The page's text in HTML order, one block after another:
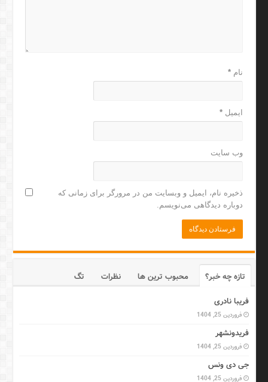
نام*
ایمیل*
وب‌ سایت
ذخیره نام، ایمیل و وبسایت من در مرورگر برای زمانی که
دوباره دیدگاهی می‌نویسم.
تازه چه خبر؟ محبوب ترین ها نظرات
تگ
فریبا نادری
فروردین 25, 1404
فریدونشهر
فروردین 25, 1404
جی دی ونس
فروردین 25, 1404